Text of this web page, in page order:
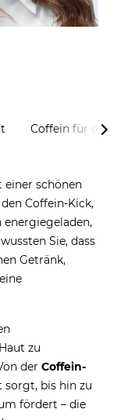
Coffein für die
einer schönen
Coffein-Kick,
Sie, dass
Getränk,
eine
zu
der Coffein-
sorgt, bis hin zu
fördert – die